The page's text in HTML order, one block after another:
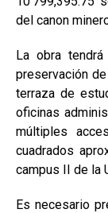
del canon
La obra
preservación
terraza de
oficinas
múltiples
cuadrados
campus II de la
Es necesario